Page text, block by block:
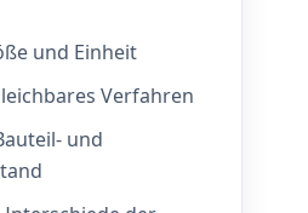
und Einheit
Verfahren
und